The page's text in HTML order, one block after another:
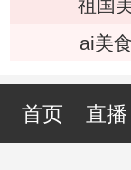
祖国
ai美食
首页 直播